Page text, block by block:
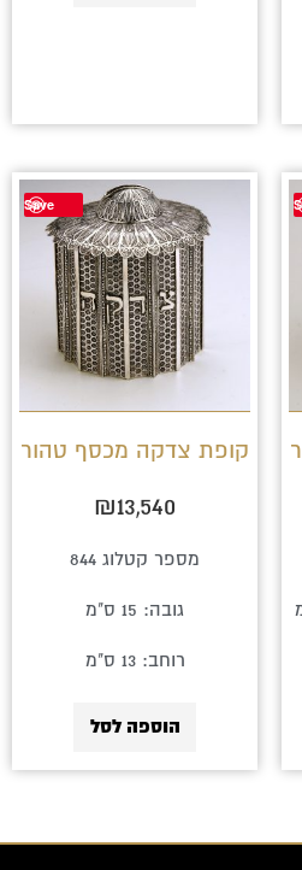
Save
קופת צדקה מכסף טהור
₪13,540
מספר קטלוג 844
גובה: 15 ס"מ
רוחב: 13 ס"מ
הוספה לסל